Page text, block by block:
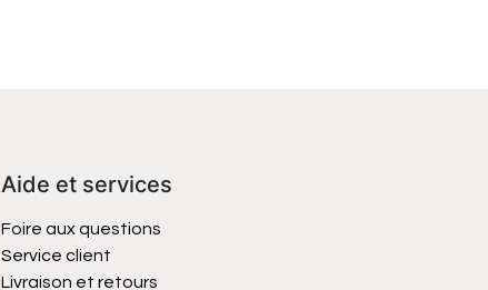
Aide et services
Foire aux questions
Service client
Livraison et retours